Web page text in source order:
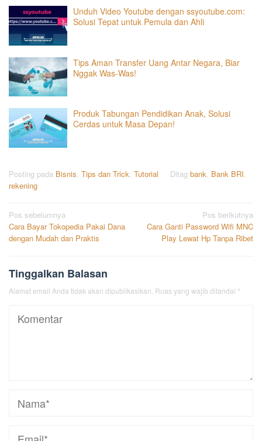
Unduh Video Youtube dengan ssyoutube.com:
Solusi Tepat untuk Pemula dan Ahli
Tips Aman Transfer Uang Antar Negara, Biar
Nggak Was-Was!
Produk Tabungan Pendidikan Anak, Solusi
Cerdas untuk Masa Depan!
Posting pada Bisnis Tips dan Trick Tutorial Ditag bank Bank BRI
rekening
Navigasi
pos
Pos sebelumnya
Cara Bayar Tokopedia Pakai Dana
dengan Mudah dan Praktis
Pos berikutnya
Cara Ganti Password Wifi MNC
Play Lewat Hp Tanpa Ribet
Tinggalkan Balasan
Alamat email Anda tidak akan dipublikasikan. Ruas yang wajib ditandai *